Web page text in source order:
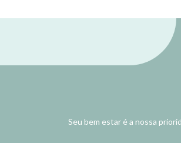
Seu bem estar é a nossa